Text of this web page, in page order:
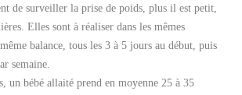
de surveiller la prise de poids, plus il est petit,
Elles sont à réaliser dans les mêmes
balance, tous les 3 à 5 jours au début, puis
semaine.
un bébé allaité prend en moyenne 25 à 35